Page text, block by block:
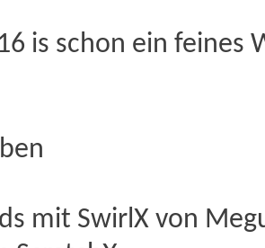
is schon ein feines
mit SwirlX von